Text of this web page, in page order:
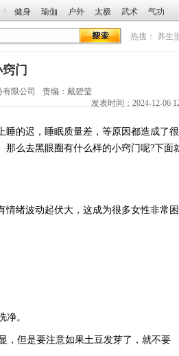
健身 瑜伽 户外 太极 武术 气功
热搜： 养生
门
限公司
责编：戴碧莹
发表时间：2024-12-06
的迟，睡眠质量差，等原因都造成了很
么去黑眼圈有什么样的小窍门呢?下面
绪波动起伏大，这成为很多女性非常困
。
但是要注意如果土豆发芽了，就不要